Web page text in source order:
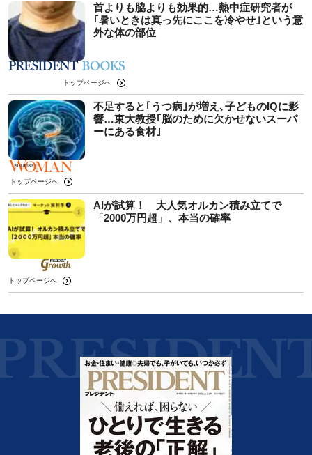
首よりも脇よりも効果的…熱中症研究者が
｢暑いときは真っ先にここを冷やせ｣という意
外な体の部位
トップページへ
不足すると｢うつ病｣が増え､子どものIQに影
響…東大教授｢脳のために欠かせないスーパ
ーにある食材｣
トップページへ
AIが試算！ 大人気オルカン積み立てで
「2000万円超」、本当の確率
トップページへ